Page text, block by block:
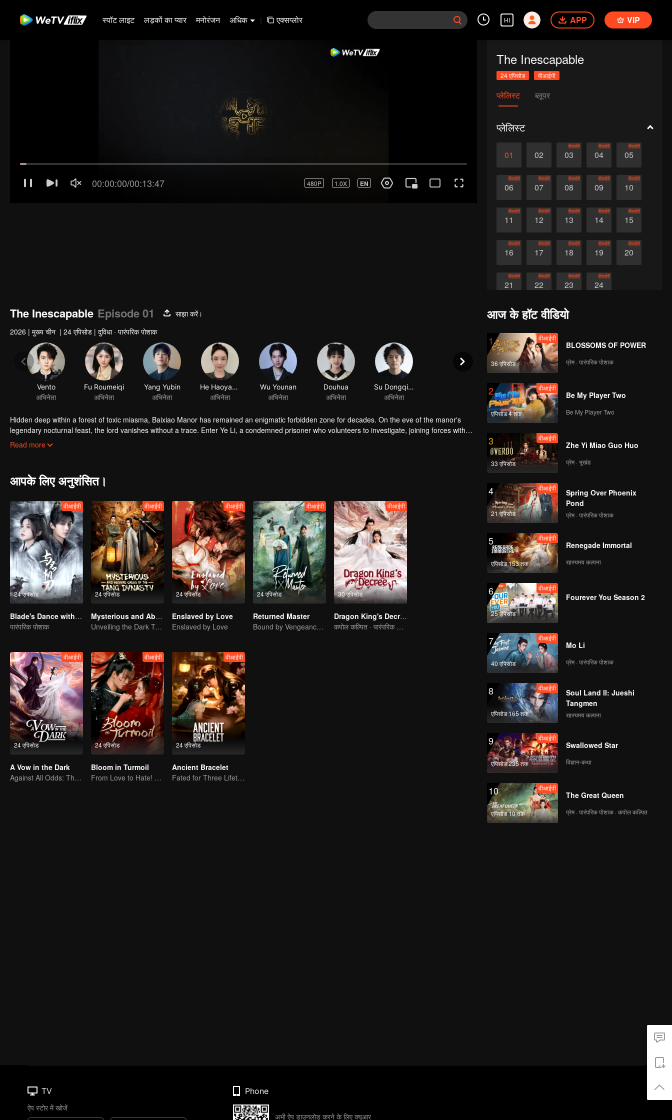
स्पॉट लाइट लड़कों का प्यार मनोरंजन अधिक | एक्सप्लोर HI APP VIP
The Inescapable
24 एपिसोड वीआईपी
प्लेलिस्ट ब्लूपर
प्लेलिस्ट
01 02 03
वीआईपी
04
वीआईपी
05
वीआईपी
06
वीआईपी
07
वीआईपी
08
वीआईपी
09
वीआईपी
10
वीआईपी
11
वीआईपी
12
वीआईपी
13
वीआईपी
14
वीआईपी
15
वीआईपी
16
वीआईपी
17
वीआईपी
18
वीआईपी
19
वीआईपी
20
वीआईपी
21
वीआईपी
22
वीआईपी
23
वीआईपी
24
वीआईपी
The Inescapable Episode 01
साझा करें।
2026 | मुख्य चीन | 24 एपिसोड | दुविधा · पारंपरिक पोशाक
Hidden deep within a forest of toxic miasma, Baixiao Manor has remained an enigmatic forbidden zone for decades. On the eve of the manor's
legendary nocturnal feast, the lord vanishes without a trace. Enter Ye Li, a condemned prisoner who volunteers to investigate, joining forces with
Hua Qiankun, a catcher from the Supreme Court. As they step into the heart of the mystery, they unwittingly unravel a conspiracy that threatens to
Read more
आपके लिए अनुशंसित।
24 एपिसोड
वीआईपी
Blade's Dance with You
पारंपरिक पोशाक
24 एपिसोड
वीआईपी
Mysterious and Absurd Cases of the Tang Dynasty
Unveiling the Dark Truths in Chang'an's Golden Era
24 एपिसोड
वीआईपी
Enslaved by Love
Enslaved by Love
24 एपिसोड
वीआईपी
Returned Master
Bound by Vengeance, Entwined by Fate
30 एपिसोड
वीआईपी
Dragon King's Decree
कपोल कल्पित · पारंपरिक पोशाक
24 एपिसोड
वीआईपी
A Vow in the Dark
Against All Odds: The Demon Lord's Mortal Love
24 एपिसोड
वीआईपी
Bloom in Turmoil
From Love to Hate! Sisterhood Rising for Revenge
24 एपिसोड
वीआईपी
Ancient Bracelet
Fated for Three Lifetimes, Bound by One Thought
आज के हॉट वीडियो
1
36 एपिसोड
वीआईपी
BLOSSOMS OF POWER
प्रेम · पारंपरिक पोशाक
2
एपिसोड 4 तक
वीआईपी
Be My Player Two
Be My Player Two
3
33 एपिसोड
वीआईपी
Zhe Yi Miao Guo Huo
प्रेम · भूखंड
4
21 एपिसोड
वीआईपी
Spring Over Phoenix
Pond
प्रेम · पारंपरिक पोशाक
5
एपिसोड 153 तक
वीआईपी
Renegade Immortal
रहस्यमय कल्पना
6
25 एपिसोड
वीआईपी
Fourever You Season 2
7
40 एपिसोड
वीआईपी
Mo Li
प्रेम · पारंपरिक पोशाक
8
एपिसोड 165 तक
वीआईपी
Soul Land II: Jueshi
Tangmen
रहस्यमय कल्पना
9
एपिसोड 235 तक
वीआईपी
Swallowed Star
विज्ञान-कथा
10
एपिसोड 10 तक
वीआईपी
The Great Queen
प्रेम · पारंपरिक पोशाक · कपोल कल्पित
TV
ऐप स्टोर में खोजें
Phone
अभी ऐप डाउनलोड करने के लिए क्यूआर